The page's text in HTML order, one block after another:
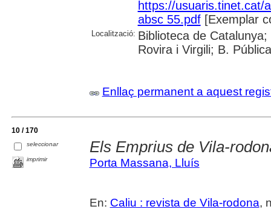
https://usuaris.tinet.cat/
absc 55.pdf[Exemplar
Localització: Biblioteca de
Rovira i Virgili; B.
Enllaç permanent a aquest
10 / 170
seleccionar
imprimir
Els Emprius de Vila-
Porta Massana, Lluís
En: Caliu : revista de Vila-rodona,